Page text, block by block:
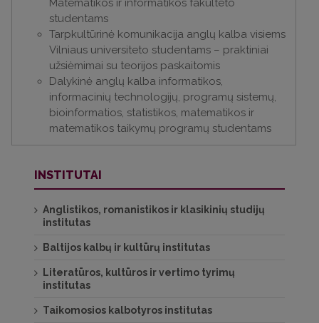
Matematikos ir informatikos fakulteto
studentams
Tarpkultūrinė komunikacija anglų kalba visiems
Vilniaus universiteto studentams – praktiniai
užsiėmimai su teorijos paskaitomis
Dalykinė anglų kalba informatikos,
informacinių technologijų, programų sistemų,
bioinformatios, statistikos, matematikos ir
matematikos taikymų programų studentams
INSTITUTAI
Anglistikos, romanistikos ir klasikinių studijų
institutas
Baltijos kalbų ir kultūrų institutas
Literatūros, kultūros ir vertimo tyrimų
institutas
Taikomosios kalbotyros institutas